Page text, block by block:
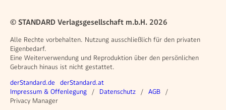
© STANDARD Verlagsgesellschaft m.b.H. 2026
Alle Rechte vorbehalten. Nutzung ausschließlich für den privaten
Eigenbedarf.
Eine Weiterverwendung und Reproduktion über den persönlichen
Gebrauch hinaus ist nicht gestattet.
Weitere Angebote
derStandard.de derStandard.at
Rechtliches
Impressum & Offenlegung Datenschutz
AGB
Privacy Manager